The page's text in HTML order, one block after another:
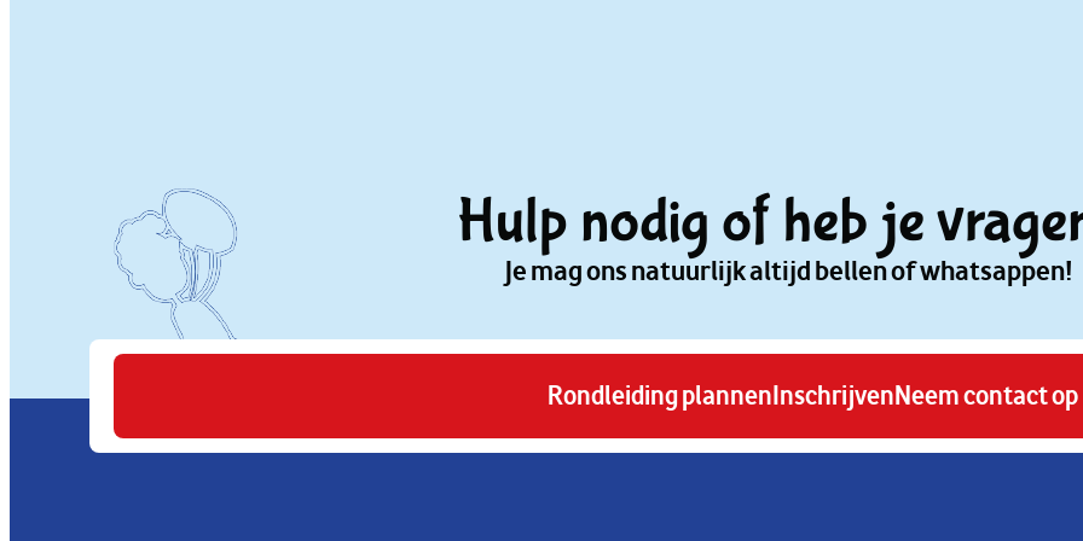
Hulp nodig of heb je
Je mag ons natuurlijk altijd bellen of whatsappen!
Rondleiding plannenInschrijvenNeem contact op